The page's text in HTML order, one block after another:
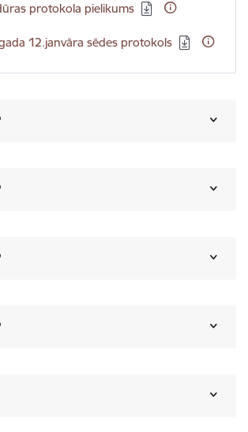
protokola pielikums
12.janvāra sēdes protokols